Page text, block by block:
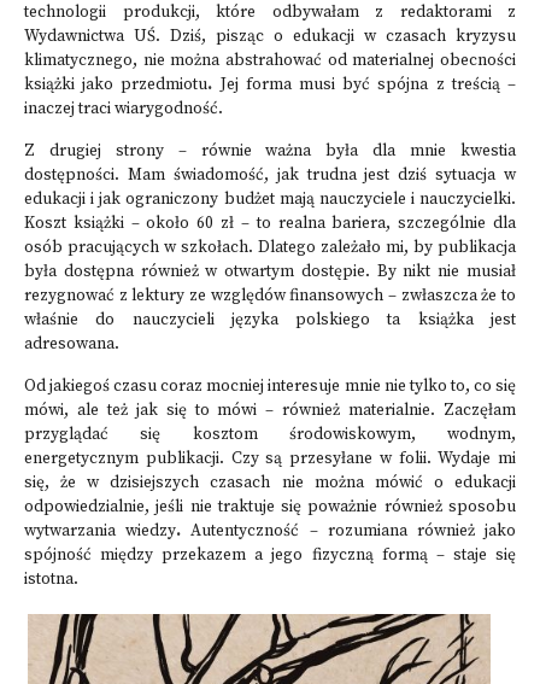
technologii produkcji, które odbywałam z redaktorami z
Wydawnictwa UŚ. Dziś, pisząc o edukacji w czasach kryzysu
klimatycznego, nie można abstrahować od materialnej obecności
książki jako przedmiotu. Jej forma musi być spójna z treścią –
inaczej traci wiarygodność.
Z drugiej strony – równie ważna była dla mnie kwestia
dostępności. Mam świadomość, jak trudna jest dziś sytuacja w
edukacji i jak ograniczony budżet mają nauczyciele i nauczycielki.
Koszt książki – około 60 zł – to realna bariera, szczególnie dla
osób pracujących w szkołach. Dlatego zależało mi, by publikacja
była dostępna również w otwartym dostępie. By nikt nie musiał
rezygnować z lektury ze względów finansowych – zwłaszcza że to
właśnie do nauczycieli języka polskiego ta książka jest
adresowana.
Od jakiegoś czasu coraz mocniej interesuje mnie nie tylko to, co się
mówi, ale też jak się to mówi – również materialnie. Zaczęłam
przyglądać się kosztom środowiskowym, wodnym,
energetycznym publikacji. Czy są przesyłane w folii. Wydaje mi
się, że w dzisiejszych czasach nie można mówić o edukacji
odpowiedzialnie, jeśli nie traktuje się poważnie również sposobu
wytwarzania wiedzy. Autentyczność – rozumiana również jako
spójność między przekazem a jego fizyczną formą – staje się
istotna.